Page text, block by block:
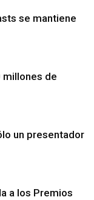
se mantiene
de
un presentador
a los Premios